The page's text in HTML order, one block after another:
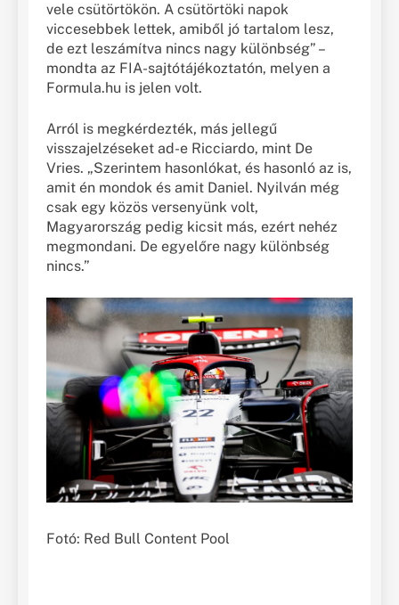
vele csütörtökön. A csütörtöki napok
viccesebbek lettek, amiből jó tartalom lesz,
de ezt leszámítva nincs nagy különbség” –
mondta az FIA-sajtótájékoztatón, melyen a
Formula.hu is jelen volt.
Arról is megkérdezték, más jellegű
visszajelzéseket ad-e Ricciardo, mint De
Vries. „Szerintem hasonlókat, és hasonló az is,
amit én mondok és amit Daniel. Nyilván még
csak egy közös versenyünk volt,
Magyarország pedig kicsit más, ezért nehéz
megmondani. De egyelőre nagy különbség
nincs.”
Fotó: Red Bull Content Pool